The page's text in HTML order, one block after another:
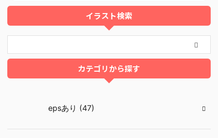
イラスト検索
カテゴリから探す
epsあり (47)